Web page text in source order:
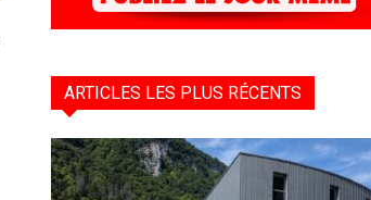
ARTICLES LES PLUS RÉCENTS